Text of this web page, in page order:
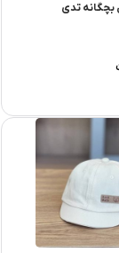
بچگانه تدی